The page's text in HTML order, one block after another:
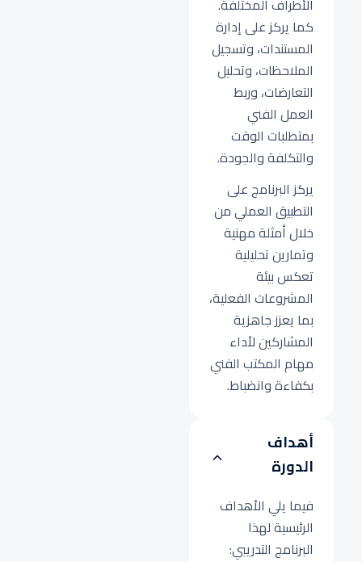
الأطراف المختلفة.
كما يركز على إدارة
المستندات، وتسجيل
الملاحظات، وتحليل
التعارضات، وربط
العمل الفني
بمتطلبات الوقت
والتكلفة والجودة.
يركز البرنامج على
التطبيق العملي من
خلال أمثلة مهنية
وتمارين تحليلية
تعكس بيئة
المشروعات الفعلية،
بما يعزز جاهزية
المشاركين لأداء
مهام المكتب الفني
بكفاءة وانضباط.
أهداف
الدورة
فيما يلي الأهداف
الرئيسية لهذا
البرنامج التدريبي: